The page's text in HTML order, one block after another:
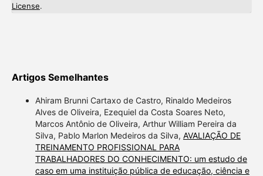
License.
Artigos Semelhantes
Ahiram Brunni Cartaxo de Castro, Rinaldo Medeiros
Alves de Oliveira, Ezequiel da Costa Soares Neto,
Marcos Antônio de Oliveira, Arthur William Pereira da
Silva, Pablo Marlon Medeiros da Silva, AVALIAÇÃO DE
TREINAMENTO PROFISSIONAL PARA
TRABALHADORES DO CONHECIMENTO: um estudo de
caso em uma instituição pública de educação, ciência e